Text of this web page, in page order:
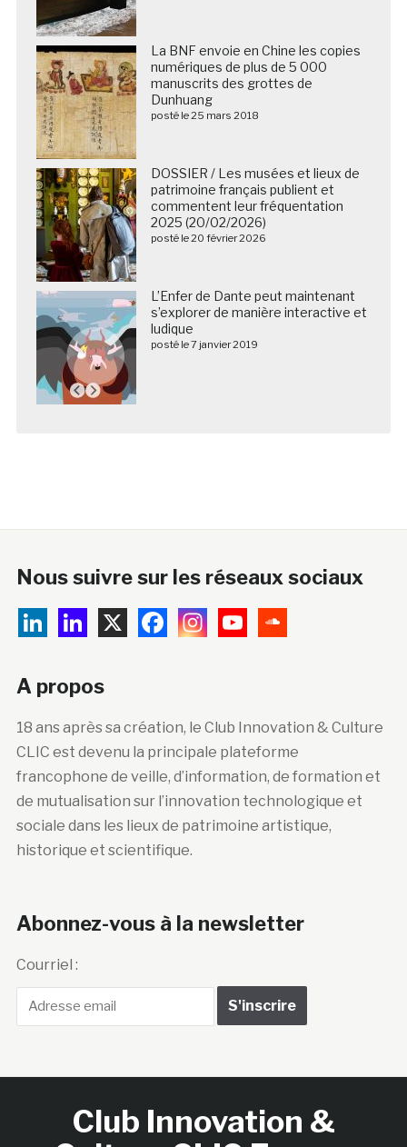
La BNF envoie en Chine les copies
numériques de plus de 5 000
manuscrits des grottes de
Dunhuang
posté le 25 mars 2018
DOSSIER / Les musées et lieux de
patrimoine français publient et
commentent leur fréquentation
2025 (20/02/2026)
posté le 20 février 2026
L’Enfer de Dante peut maintenant
s’explorer de manière interactive et
ludique
posté le 7 janvier 2019
Nous suivre sur les réseaux sociaux
A propos
18 ans après sa création, le Club Innovation & Culture
CLIC est devenu la principale plateforme
francophone de veille, d’information, de formation et
de mutualisation sur l’innovation technologique et
sociale dans les lieux de patrimoine artistique,
historique et scientifique.
Abonnez-vous à la newsletter
Courriel :
Club Innovation &